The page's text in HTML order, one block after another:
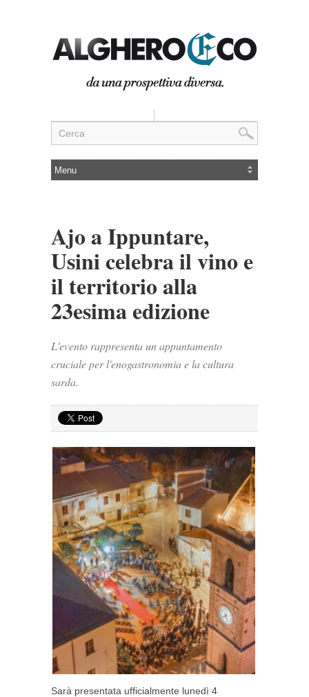
Ajo a Ippuntare,
Usini celebra il vino e
il territorio alla
23esima edizione
L'evento rappresenta un appuntamento
cruciale per l'enogastronomia e la cultura
sarda.
Sarà presentata ufficialmente lunedì 4